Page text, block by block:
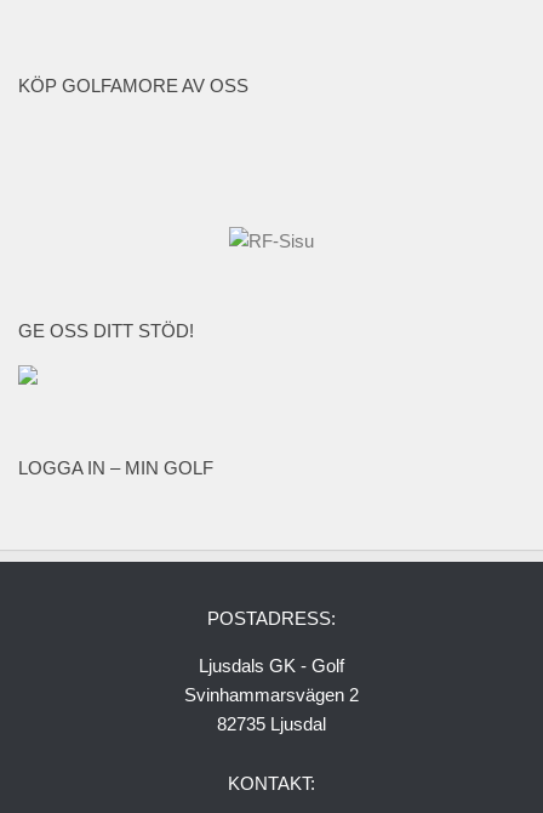
KÖP GOLFAMORE AV OSS
GE OSS DITT STÖD!
LOGGA IN – MIN GOLF
POSTADRESS:
Ljusdals GK - Golf
Svinhammarsvägen 2
82735 Ljusdal
KONTAKT: